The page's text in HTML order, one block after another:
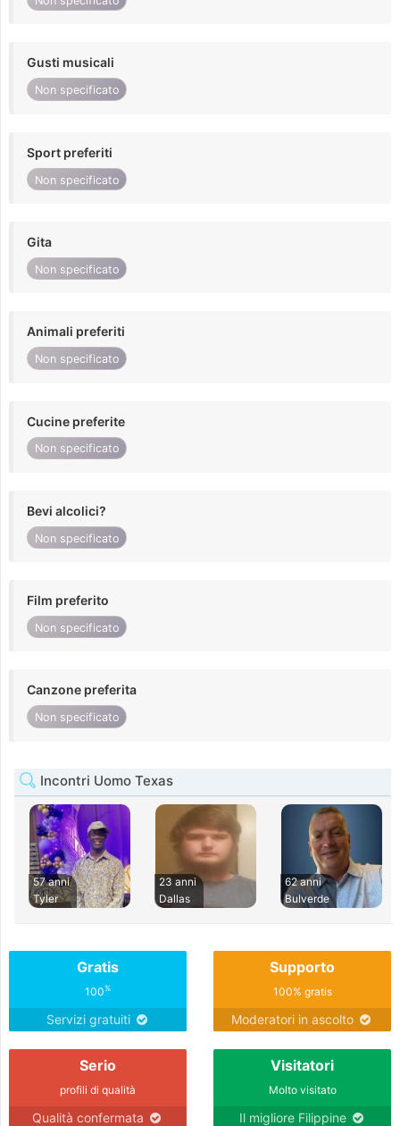
Gusti musicali
Non specificato
Sport preferiti
Non specificato
Gita
Non specificato
Animali preferiti
Non specificato
Cucine preferite
Non specificato
Bevi alcolici?
Non specificato
Film preferito
Non specificato
Canzone preferita
Non specificato
Incontri Uomo Texas
57 anni
Tyler
23 anni
Dallas
62 anni
Bulverde
Gratis
100%
Servizi gratuiti
Supporto
100% gratis
Moderatori in ascolto
Serio
profili di qualità
Qualità confermata
Visitatori
Molto visitato
Il migliore Filippine